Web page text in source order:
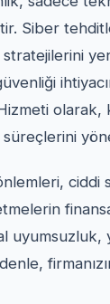
Siber
ciddi
uyumsuzluk,